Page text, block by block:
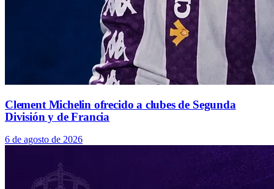
Clement Michelin ofrecido a clubes de Segunda
División y de Francia
6 de agosto de 2026